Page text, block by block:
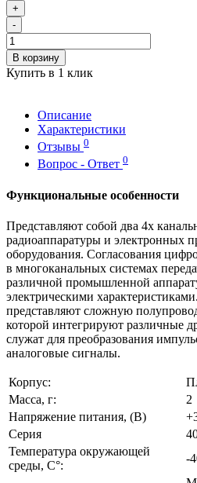
+
-
В корзину
Купить в 1 клик
Описание
Характеристики
Отзывы 0
Вопрос - Ответ 0
Функциональные особенности
Представляют собой два 4х
радиоаппаратуры и электронных
оборудования. Согласования
в многоканальных системах
различной промышленной
электрическими
представляют сложную
которой интегрируют различные
служат для преобразования
аналоговые сигналы.
Корпус:
Масса, г:
2
Напряжение питания, (В)
Серия
Температура окружающей
среды, С°:
-